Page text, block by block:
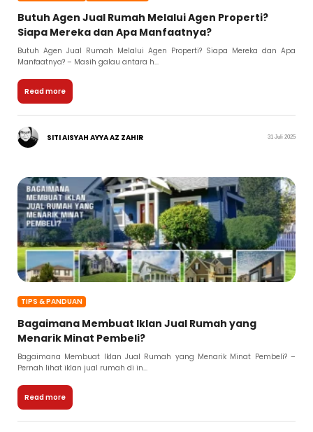
Butuh Agen Jual Rumah Melalui Agen Properti?
Siapa Mereka dan Apa Manfaatnya?
Butuh Agen Jual Rumah Melalui Agen Properti? Siapa Mereka dan Apa
Manfaatnya? – Masih galau antara h...
Read more
SITI AISYAH AYYA AZ ZAHIR 31 Juli 2025
TIPS & PANDUAN
Bagaimana Membuat Iklan Jual Rumah yang
Menarik Minat Pembeli?
Bagaimana Membuat Iklan Jual Rumah yang Menarik Minat Pembeli? –
Pernah lihat iklan jual rumah di in...
Read more